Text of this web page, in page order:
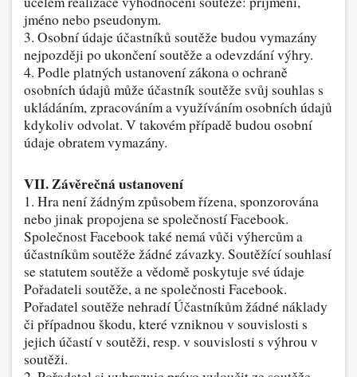
jméno nebo pseudonym.
3. Osobní údaje účastníků soutěže budou vymazány
nejpozději po ukončení soutěže a odevzdání výhry.
4. Podle platných ustanovení zákona o ochraně
osobních údajů může účastník soutěže svůj souhlas s
ukládáním, zpracováním a využíváním osobních údajů
kdykoliv odvolat. V takovém případě budou osobní
údaje obratem vymazány.
VII. Závěrečná ustanovení
1. Hra není žádným způsobem řízena, sponzorována
nebo jinak propojena se společností Facebook.
Společnost Facebook také nemá vůči výhercům a
účastníkům soutěže žádné závazky. Soutěžící souhlasí
se statutem soutěže a vědomě poskytuje své údaje
Pořadateli soutěže, a ne společnosti Facebook.
Pořadatel soutěže nehradí Účastníkům žádné náklady
či případnou škodu, které vzniknou v souvislosti s
jejich účastí v soutěži, resp. v souvislosti s výhrou v
soutěži.